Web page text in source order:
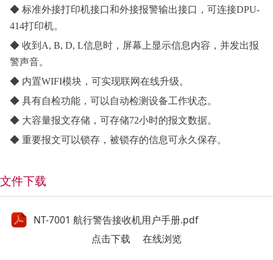
◆ 标准外接打印机接口和外接报警输出接口，可连接DPU-
414打印机。
◆ 收到A, B, D, L信息时，屏幕上显示信息内容，并发出报
警声音。
◆ 内置WIFI模块，可实现联网在线升级。
◆ 具有自检功能，可以自动检测设备工作状态。
◆ 大容量报文存储，可存储72小时的报文数据。
◆ 重要报文可以锁存，被锁存的信息可永久保存。
文件下载
NT-7001 航行警告接收机用户手册.pdf
点击下载
在线浏览